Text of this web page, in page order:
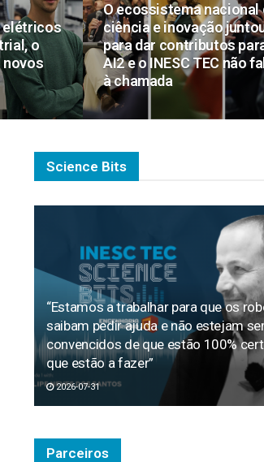
elétricos
o
novos
O ecossistema nacional
ciência e inovação
para dar contributos
AI2 e o INESC TEC não
à chamada
Science Bits
“Estamos a trabalhar para que os
saibam pedir ajuda e não estejam
convencidos de que estão 100%
que estão a fazer”
2026-07-31
Parceiros